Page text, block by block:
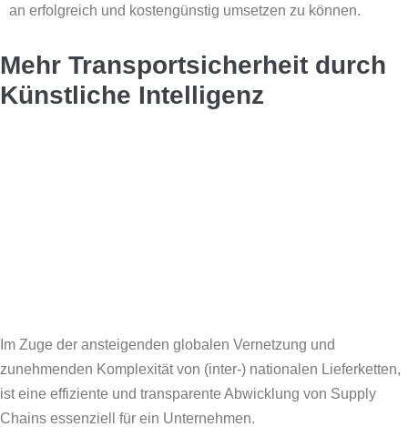
an erfolgreich und kostengünstig umsetzen zu können.
Mehr Transportsicherheit durch
Künstliche Intelligenz
Im Zuge der ansteigenden globalen Vernetzung und
zunehmenden Komplexität von (inter-) nationalen Lieferketten,
ist eine effiziente und transparente Abwicklung von Supply
Chains essenziell für ein Unternehmen.